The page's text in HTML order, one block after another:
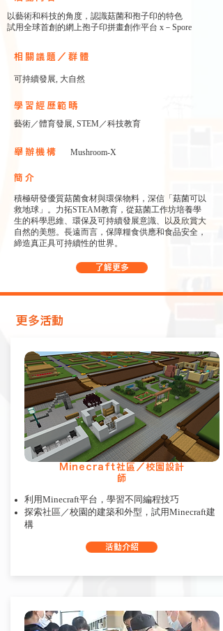
以藝術和科技的角度，認識菇菌和孢子印的特色
試用全球首創的網上孢子印拼畫創作平台 x－Spore
相關議題／群體
可持續發展, 大自然
學習經歷範疇
藝術／體育發展, STEM／科技教育
Mushroom-X
舉辦機構
簡介
積極研發優質菇菌食材與環保物料，深信「菇菌可以
救地球」。力拓STEAM教育，從菇菌工作坊培養學
生的科學思維、環保及可持續發展意識、以及欣賞大
自然的美態。長遠而言，保障糧食供應和食品安全，
締造真正具可持續性的世界。
了解更多
​更多活動
Minecraft社區／校園設計
師
利用Minecraft平台，學習不同編程技巧
探索社區／校園的建築和外型，試用Minecraft建
構
活動介紹